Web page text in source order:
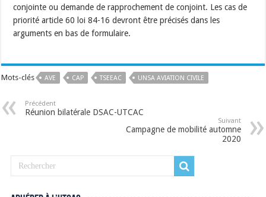
conjointe ou demande de rapprochement de conjoint. Les cas de
priorité article 60 loi 84-16 devront être précisés dans les
arguments en bas de formulaire.
Mots-clés AVE CAP TSEEAC UNSA AVIATION CIVILE
Précédent
Réunion bilatérale DSAC-UTCAC
Suivant
Campagne de mobilité automne
2020